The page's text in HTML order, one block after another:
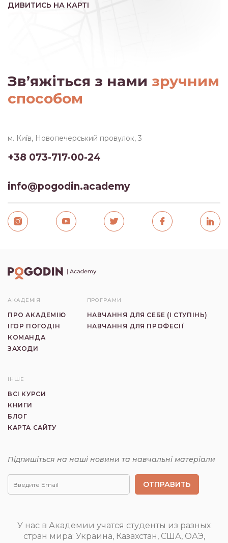
ДИВИТИСЬ НА КАРТІ
Зв’яжіться з нами зручним
способом
м. Київ, Новопечерський провулок, 3
+38 073-717-00-24
info@pogodin.academy
Підпишіться на наші новини та навчальні матеріали
АКАДЕМІЯ
ПРО АКАДЕМІЮ
ІГОР ПОГОДІН
КОМАНДА
ЗАХОДИ
ПРОГРАМИ
НАВЧАННЯ ДЛЯ СЕБЕ (I СТУПIНЬ)
НАВЧАННЯ ДЛЯ ПРОФЕСІЇ
ІНШЕ
ВСІ КУРСИ
КНИГИ
БЛОГ
КАРТА САЙТУ
Гештальт
Курси
навчання
гештальт
У нас в Академии учатся студенты из разных
стран мира: Украина, Казахстан, США, ОАЭ,